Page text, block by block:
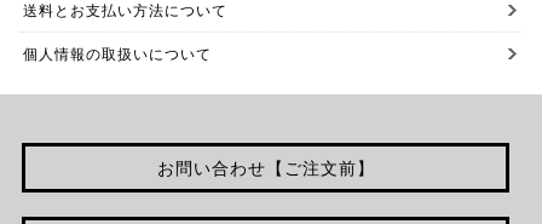
送料とお支払い方法について
個人情報の取扱いについて
お問い合わせ【ご注文前】